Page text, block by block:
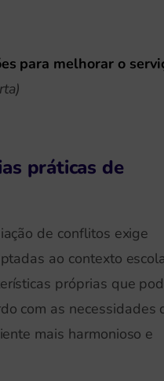
para melhorar o
práticas de
de conflitos exige
ao contexto
próprias que
com as necessidades
mais harmonioso e